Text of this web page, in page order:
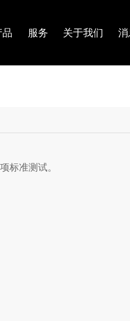
品 服务 关于我们
标准测试。